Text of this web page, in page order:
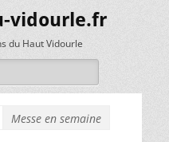
vidourle.fr
du Haut Vidourle
Messe en semaine